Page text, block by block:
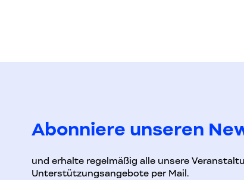
Abonniere unseren
und erhalte regelmäßig alle unsere
Unterstützungsangebote per Mail.